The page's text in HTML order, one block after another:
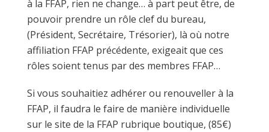
à la FFAP, rien ne change… à part peut être, de
pouvoir prendre un rôle clef du bureau,
(Président, Secrétaire, Trésorier), là où notre
affiliation FFAP précédente, exigeait que ces
rôles soient tenus par des membres FFAP…
Si vous souhaitiez adhérer ou renouveller à la
FFAP, il faudra le faire de manière individuelle
sur le site de la FFAP rubrique boutique, (85€)